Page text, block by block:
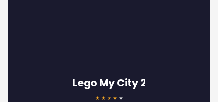
Lego My City 2
★ ★ ★ ★ ★